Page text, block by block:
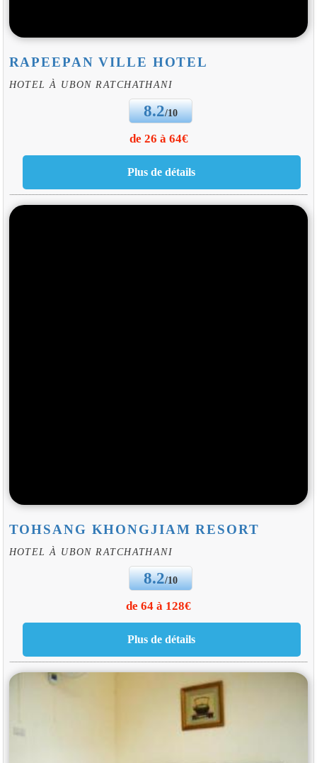
RAPEEPAN VILLE HOTEL
HOTEL À UBON RATCHATHANI
8.2/10
de 26 à 64€
TOHSANG KHONGJIAM RESORT
HOTEL À UBON RATCHATHANI
8.2/10
de 64 à 128€